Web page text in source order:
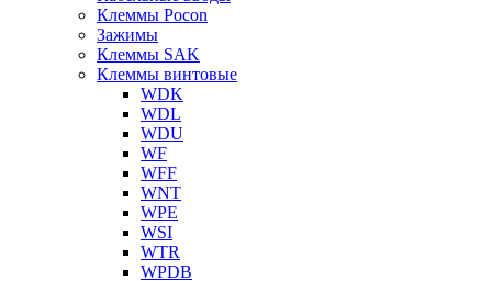
Клеммы Pocon
Зажимы
Клеммы SAK
Клеммы винтовые
WDK
WDL
WDU
WF
WFF
WNT
WPE
WSI
WTR
WPDB